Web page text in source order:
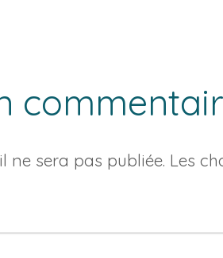
ne sera pas publiée. Les